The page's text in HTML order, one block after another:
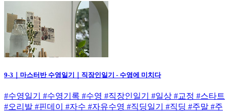
9-3｜마스터반 수영일기｜직장인일기 - 수영에 미치다
#수영일기 #수영기록 #수영 #직장인일기 #일상 #교정 #스타트
#오리발 #핀데이 #자수 #자유수영 #직딩일기 #직딩 #주말 #주